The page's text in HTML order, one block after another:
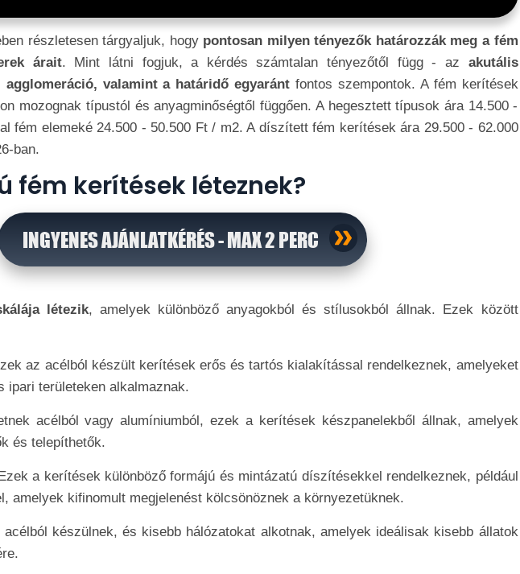
részletesen tárgyaljuk, hogypontosan milyen tényezők határozzák meg a fém
árait. Mint látni fogjuk, a kérdés számtalan tényezőtől függ - az akutális
valamint a határidő egyaránt fontos szempontok. A fém kerítések
mozognak típustól és anyagminőségtől függően. A hegesztett típusok ára 14.500 -
fém elemeké 24.500 - 50.500 Ft / m2. A díszített fém kerítések ára 29.500 - 62.000
ban.
fém kerítések léteznek?
INGYENES AJÁNLATKÉRÉS - MAX 2 PERC
létezik, amelyek különböző anyagokból és stílusokból állnak. Ezek között
az acélból készült kerítések erős és tartós kialakítással rendelkeznek, amelyeket
ipari területeken alkalmaznak.
acélból vagy alumíniumból, ezek a kerítések készpanelekből állnak, amelyek
és telepíthetők.
a kerítések különböző formájú és mintázatú díszítésekkel rendelkeznek, például
amelyek kifinomult megjelenést kölcsönöznek a környezetüknek.
acélból készülnek, és kisebb hálózatokat alkotnak, amelyek ideálisak kisebb állatok